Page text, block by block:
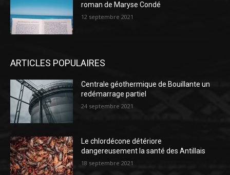
roman de Maryse Condé
12 septembre 2021
ARTICLES POPULAIRES
Centrale géothermique de Bouillante un
redémarrage partiel
24 septembre 2021
Le chlordécone détériore
dangereusement la santé des Antillais
18 septembre 2021